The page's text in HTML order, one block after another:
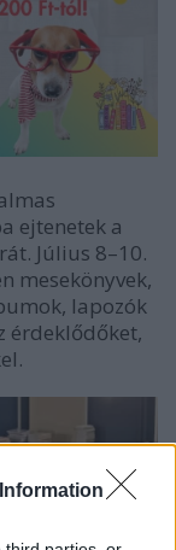
ejtenetek a
Július 8–10.
mesekönyvek,
lapozók
érdeklődőket,